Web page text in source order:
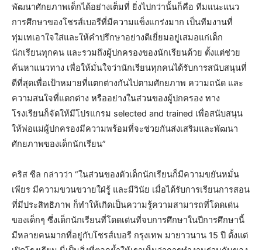
พัฒนาศักยภาพเด็กได้อย่างเต็มที่ ยิ่งไปกว่านั้นก็คือ ทีมแนะแนว
การศึกษาของโชรส์เบอรีที่มีความแข็งแกร่งมาก เป็นทีมงานที่
ทุ่มเทเอาใจใส่และให้คำปรึกษาอย่างดีเยี่ยมอยู่เสมอแก่เด็ก
นักเรียนทุกคน และรวมถึงผู้ปกครองของนักเรียนด้วย ตั้งแต่ช่วย
ค้นหาแนวทาง เพื่อให้มั่นใจว่านักเรียนทุกคนได้รับการสนับสนุนที่
ดีที่สุดเพื่อเป้าหมายที่แตกต่างกันไปตามศักยภาพ ความถนัด และ
ความสนใจที่แตกต่าง หรืออย่างในส่วนของผู้ปกครอง ทาง
โรงเรียนก็จัดให้มีโปรแกรม selected and trained เพื่อสนับสนุน
ให้พ่อแม่ผู้ปกครองมีความพร้อมที่จะช่วยกันส่งเสริมและพัฒนา
ศักยภาพของเด็กนักเรียน”
คริส ซีล กล่าวว่า “ในส่วนของตัวเด็กนักเรียนก็มีความขยันหมั่น
เพียร มีความขวนขวายใฝ่รู้ และมีวินัย เมื่อได้รับการเรียนการสอน
ที่มีประสิทธิภาพ ก็ทำให้เกิดเป็นความรู้ความสามารถที่โดดเด่น
ของเด็กๆ ซึ่งเด็กนักเรียนที่โดดเด่นที่จบการศึกษาในปีการศึกษานี้
มีหลายคนมากที่อยู่กับโชรส์เบอรี กรุงเทพ มายาวนาน 15 ปี ตั้งแต่